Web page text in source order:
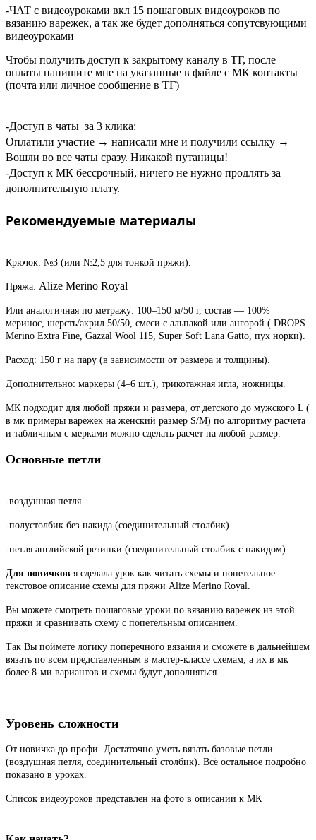
-ЧАТ с видеоуроками вкл 15 пошаговых видеоуроков по
вязанию варежек, а так же будет дополняться сопутсвующими
видеоуроками
Чтобы получить доступ к закрытому каналу в ТГ, после
оплаты напишите мне на указанные в файле с МК контакты
(почта или личное сообщение в ТГ)
-Доступ в чаты за 3 клика:
Оплатили участие → написали мне и получили ссылку →
Вошли во все чаты сразу. Никакой путаницы!
-Доступ к МК бессрочный, ничего не нужно продлять за
дополнительную плату.
Рекомендуемые материалы
Крючок: №3 (или №2,5 для тонкой пряжи).
Пряжа: Alize Merino Royal
Или аналогичная по метражу: 100–150 м/50 г, состав — 100%
меринос, шерсть/акрил 50/50, смеси с альпакой или ангорой ( DROPS
Merino Extra Fine, Gazzal Wool 115, Super Soft Lana Gatto, пух норки).
Расход: 150 г на пару (в зависимости от размера и толщины).
Дополнительно: маркеры (4–6 шт.), трикотажная игла, ножницы.
МК подходит для любой пряжи и размера, от детского до мужского L (
в мк примеры варежек на женский размер S/M) по алгоритму расчета
и табличным с мерками можно сделать расчет на любой размер.
Основные петли
-воздушная петля
-полустолбик без накида (соединительный столбик)
-петля английской резинки (соединительный столбик с накидом)
Для новичков я сделала урок как читать схемы и попетельное
текстовое описание схемы для пряжи Alize Merino Royal.
Вы можете смотреть пошаговые уроки по вязанию варежек из этой
пряжи и сравнивать схему с попетельным описанием.
Так Вы поймете логику поперечного вязания и сможете в дальнейшем
вязать по всем представленным в мастер-классе схемам, а их в мк
более 8-ми вариантов и схемы будут дополняться.
Уровень сложности
От новичка до профи. Достаточно уметь вязать базовые петли
(воздушная петля, соединительный столбик). Всё остальное подробно
показано в уроках.
Список видеоуроков представлен на фото в описании к МК